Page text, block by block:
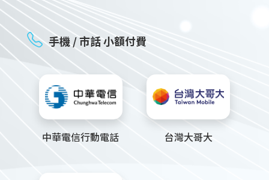
手機 / 市話 小額付費
中華電信行動電話 台灣大哥大